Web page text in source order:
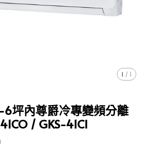
1 / 1
6坪內尊爵冷專變頻分離
/ GKS-41CI